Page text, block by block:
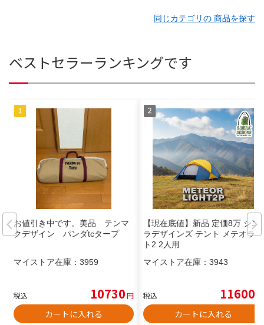
同じカテゴリの 商品を探す
ベストセラーランキングです
お値引き中です。美品 テンマ
クデザイン パンダtcタープ
マイストア在庫： 3959
税込 10730円
カートに入れる
【現在底値】新品 定価8万 シエ
ラデザインズ テント メテオライ
ト2 2人用
マイストア在庫： 3943
税込 11600
カートに入れる